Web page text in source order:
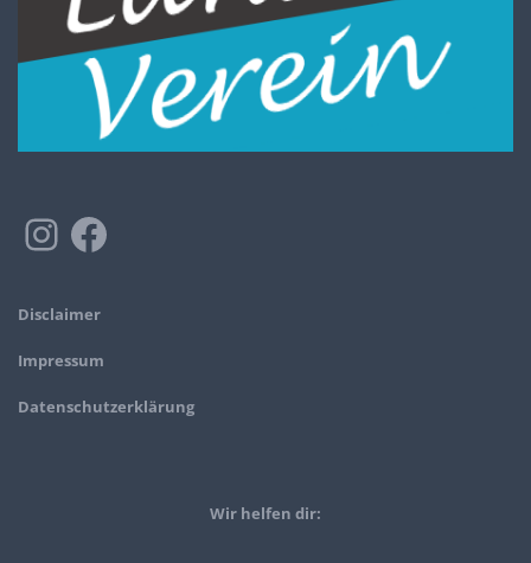
Disclaimer
Impressum
Datenschutzerklärung
Wir helfen dir: